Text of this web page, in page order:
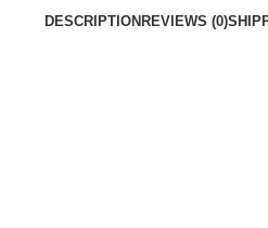
DESCRIPTIONREVIEWS (0)